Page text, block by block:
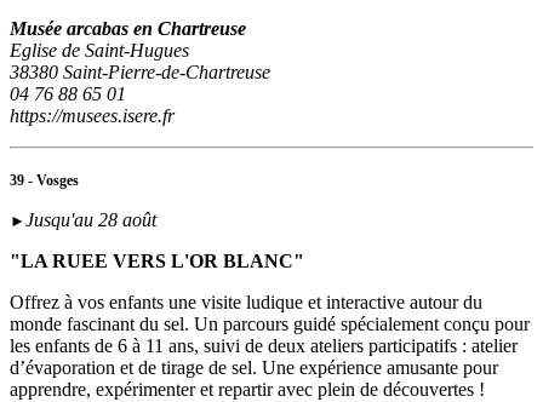
Musée arcabas en Chartreuse
Eglise de Saint-Hugues
38380 Saint-Pierre-de-Chartreuse
04 76 88 65 01
https://musees.isere.fr
39 - Vosges
► Jusqu'au 28 août
"LA RUEE VERS L'OR BLANC"
Offrez à vos enfants une visite ludique et interactive autour du
monde fascinant du sel. Un parcours guidé spécialement conçu pour
les enfants de 6 à 11 ans, suivi de deux ateliers participatifs : atelier
d’évaporation et de tirage de sel. Une expérience amusante pour
apprendre, expérimenter et repartir avec plein de découvertes !